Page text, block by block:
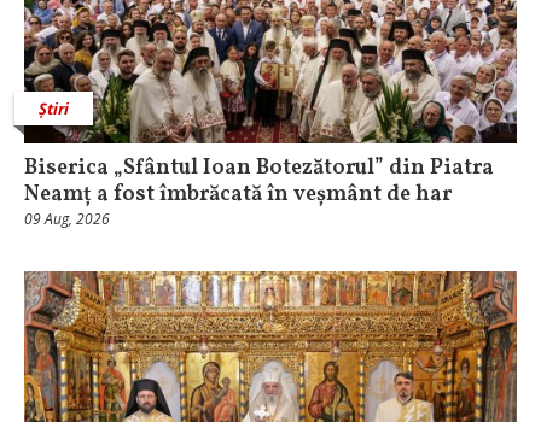
Știri
Biserica „Sfântul Ioan Botezătorul” din Piatra
Neamț a fost îmbrăcată în veșmânt de har
09 Aug, 2026